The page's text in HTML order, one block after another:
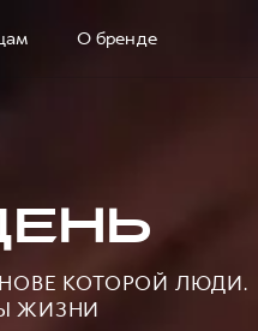
О бренде
КОТОРОЙ ЛЮДИ.
ЖИЗНИ